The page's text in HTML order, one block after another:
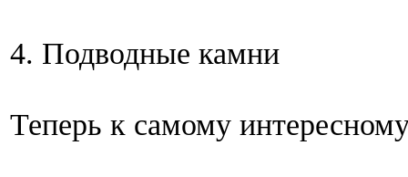
4. Подводные камни
Теперь к самому